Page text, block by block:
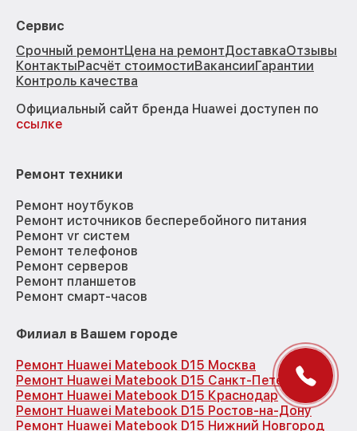
Сервис
Срочный ремонтЦена на ремонтДоставкаОтзывы
КонтактыРасчёт стоимостиВакансииГарантии
Контроль качества
Официальный сайт бренда Huawei доступен по
ссылке
Ремонт техники
Ремонт ноутбуков
Ремонт источников бесперебойного питания
Ремонт vr систем
Ремонт телефонов
Ремонт серверов
Ремонт планшетов
Ремонт смарт-часов
Филиал в Вашем городе
Ремонт Huawei Matebook D15 Москва
Ремонт Huawei Matebook D15 Санкт-Петербург
Ремонт Huawei Matebook D15 Краснодар
Ремонт Huawei Matebook D15 Ростов-на-Дону
Ремонт Huawei Matebook D15 Нижний Новгород